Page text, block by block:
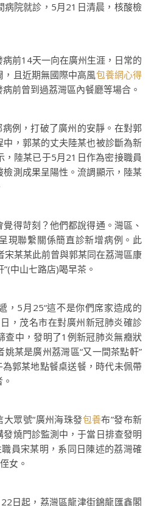
病院就診，5月21日清晨，核酸檢
前14天一向在廣州生涯，日常的
且近期無國際中高風包養網心得
前曾到過荔灣區內餐廳等場合。
，打破了廣州的安靜。在對郭
，郭某的丈夫陸某也被診斷為新
，陸某已于5月21日作為密接職員
測成果呈陽性。流調顯示，陸某
得苛刻？他們都說得通。灣區、
現聯繫關係簡直診新增病例。此
宋某某此前曾與郭某同在荔灣區康
中山七路店)喝早茶。
5月25“這不是你們席家造成的
，茂名市在對廣州新冠肺炎確診
查中，發明了1例新冠肺炎無癥狀
某是廣州荔灣區“又一間茶點軒”
郭某地點餐桌送餐，時代未佩帶
眾號“廣州海珠發包養布”發布新
燒門診監測中，于當日排查發明
員宋某明，系同日陳述的荔灣確
女。
起，荔灣區龍津街錦龍匯鑫閣